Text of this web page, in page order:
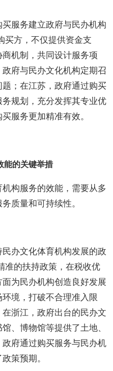
服务建立政府与民办机构
买方，不仅提供资金支
机制，共同设计服务项
府与民办文化机构定期召
；在江苏，政府通过购买
规划，充分发挥其专业优
服务更加精准有效。
能的关键举措
构服务的效能，需要从多
质量和可持续性。
办文化体育机构发展的政
准的扶持政策，在税收优
为民办机构创造良好发展
境，打破不合理准入限
浙江，政府出台的民办文
、博物馆等提供了土地、
府通过购买服务与民办机
策预期。